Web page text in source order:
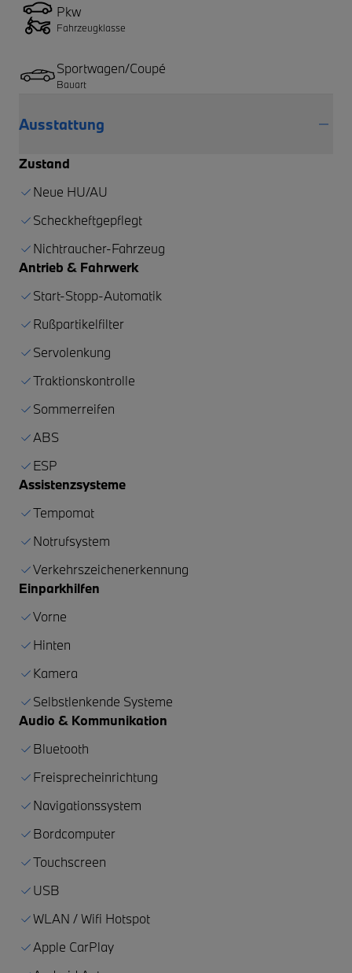
Pkw
Fahrzeugklasse
Sportwagen/Coupé
Bauart
Ausstattung
Zustand
Neue HU/AU
Scheckheftgepflegt
Nichtraucher-Fahrzeug
Antrieb & Fahrwerk
Start-Stopp-Automatik
Rußpartikelfilter
Servolenkung
Traktionskontrolle
Sommerreifen
ABS
ESP
Assistenzsysteme
Tempomat
Notrufsystem
Verkehrszeichenerkennung
Einparkhilfen
Vorne
Hinten
Kamera
Selbstlenkende Systeme
Audio & Kommunikation
Bluetooth
Freisprecheinrichtung
Navigationssystem
Bordcomputer
Touchscreen
USB
WLAN / Wifi Hotspot
Apple CarPlay